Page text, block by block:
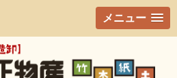
メニュー